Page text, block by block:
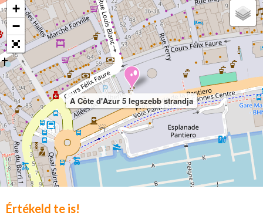
A Côte d'Azur 5 legszebb strandja
+
−
Értékeld te is!